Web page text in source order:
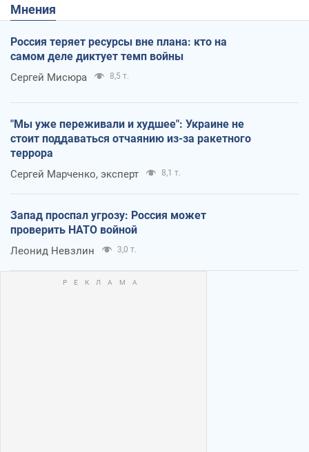
Мнения
Россия теряет ресурсы вне плана: кто на
самом деле диктует темп войны
Сергей Мисюра 8,5 т.
"Мы уже переживали и худшее": Украине не
стоит поддаваться отчаянию из-за ракетного
террора
Сергей Марченко, эксперт 8,1 т.
Запад проспал угрозу: Россия может
проверить НАТО войной
Леонид Невзлин 3,0 т.